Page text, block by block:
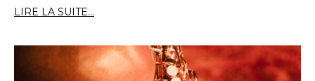
LIRE LA SUITE...